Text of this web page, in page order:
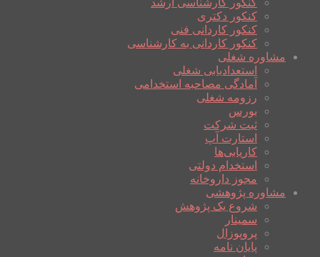
کنکور کارشناسی ارشد
کنکور دکتری
کنکور کاردانی فنی
کنکور کاردانی به کارشناسی
مشاوره شغلی
استعدادیابی شغلی
آمادگی مصاحبه استخدامی
رزومه شغلی
بورس
ثبت شرکت
استارت آپ
کاریابی‌ها
استخدام دولتی
مجوز داروخانه
مشاوره پژوهشی
شروع یک پژوهش
سمینار
پروپوزال
پایان نامه